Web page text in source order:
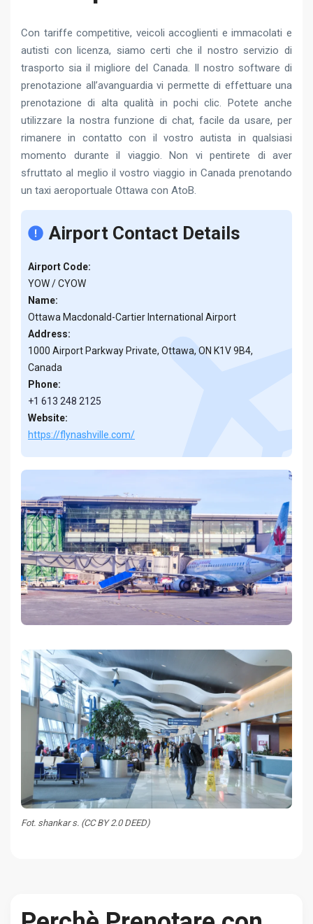
Con tariffe competitive, veicoli accoglienti e immacolati e
autisti con licenza, siamo certi che il nostro servizio di
trasporto sia il migliore del Canada. Il nostro software di
prenotazione all’avanguardia vi permette di effettuare una
prenotazione di alta qualità in pochi clic. Potete anche
utilizzare la nostra funzione di chat, facile da usare, per
rimanere in contatto con il vostro autista in qualsiasi
momento durante il viaggio. Non vi pentirete di aver
sfruttato al meglio il vostro viaggio in Canada prenotando
un taxi aeroportuale Ottawa con AtoB.
Airport Contact Details
Airport Code:
YOW / CYOW
Name:
Ottawa Macdonald-Cartier International Airport
Address:
1000 Airport Parkway Private, Ottawa, ON K1V 9B4,
Canada
Phone:
+1 613 248 2125
Website:
https://flynashville.com/
Fot. shankar s. (CC BY 2.0 DEED)